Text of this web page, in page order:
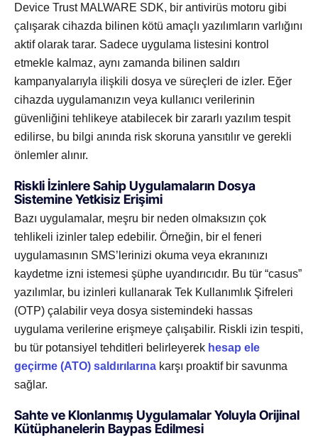
Device Trust MALWARE SDK, bir antivirüs motoru gibi
çalışarak cihazda bilinen kötü amaçlı yazılımların varlığını
aktif olarak tarar. Sadece uygulama listesini kontrol
etmekle kalmaz, aynı zamanda bilinen saldırı
kampanyalarıyla ilişkili dosya ve süreçleri de izler. Eğer
cihazda uygulamanızın veya kullanıcı verilerinin
güvenliğini tehlikeye atabilecek bir zararlı yazılım tespit
edilirse, bu bilgi anında risk skoruna yansıtılır ve gerekli
önlemler alınır.
Riskli İzinlere Sahip Uygulamaların Dosya
Sistemine Yetkisiz Erişimi
Bazı uygulamalar, meşru bir neden olmaksızın çok
tehlikeli izinler talep edebilir. Örneğin, bir el feneri
uygulamasının SMS’lerinizi okuma veya ekranınızı
kaydetme izni istemesi şüphe uyandırıcıdır. Bu tür “casus”
yazılımlar, bu izinleri kullanarak Tek Kullanımlık Şifreleri
(OTP) çalabilir veya dosya sistemindeki hassas
uygulama verilerine erişmeye çalışabilir. Riskli izin tespiti,
bu tür potansiyel tehditleri belirleyerek hesap ele
geçirme (ATO) saldırılarına karşı proaktif bir savunma
sağlar.
Sahte ve Klonlanmış Uygulamalar Yoluyla Orijinal
Kütüphanelerin Baypas Edilmesi